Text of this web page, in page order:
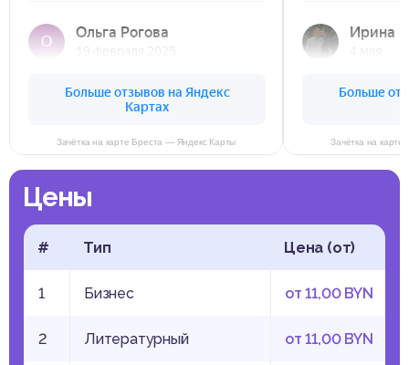
Зачётка на карте Бреста — Яндекс Карты Зачётка на
Цены
# Тип Цена (от)
1 Бизнес от 11,00 BYN
2 Литературный от 11,00 BYN